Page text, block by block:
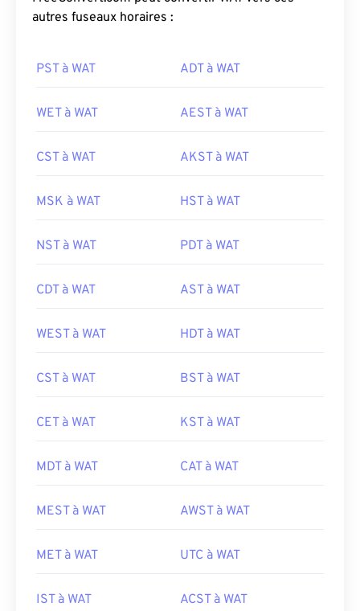
autres fuseaux horaires :
PST à WAT ADT à WAT
WET à WAT AEST à WAT
CST à WAT AKST à WAT
MSK à WAT HST à WAT
NST à WAT PDT à WAT
CDT à WAT AST à WAT
WEST à WAT HDT à WAT
CST à WAT BST à WAT
CET à WAT KST à WAT
MDT à WAT CAT à WAT
MEST à WAT AWST à WAT
MET à WAT UTC à WAT
IST à WAT ACST à WAT